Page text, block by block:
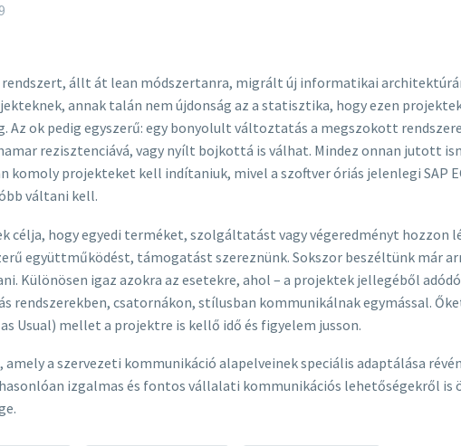
állt át lean módszertanra, migrált új informatikai
annak talán nem újdonság az a statisztika, hogy ezen
Az ok pedig egyszerű: egy bonyolult változtatás a megszokott
rezisztenciává, vagy nyílt bojkottá is válhat. Mindez onnan jutott
komoly projekteket kell indítaniuk, mivel a szoftver óriás jelenlegi SAP
váltani kell.
célja, hogy egyedi terméket, szolgáltatást vagy végeredményt
együttműködést, támogatást szereznünk. Sokszor beszéltünk már
Különösen igaz azokra az esetekre, ahol – a projektek jellegéből
csatornákon, stílusban kommunikálnak egymással.
Usual) mellet a projektre is kellő idő és figyelem jusson.
a szervezeti kommunikáció alapelveinek speciális adaptálása
izgalmas és fontos vállalati kommunikációs lehetőségekről